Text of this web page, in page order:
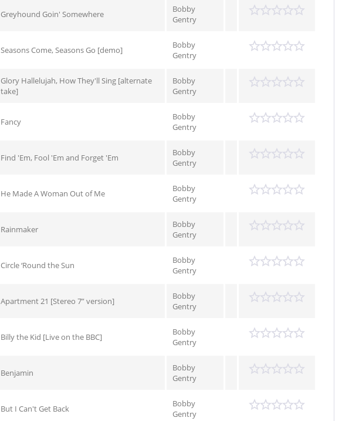
Greyhound Goin' Somewhere
Bobby
Gentry
Seasons Come, Seasons Go [demo]
Bobby
Gentry
Glory Hallelujah, How They'll Sing [alternate
take]
Bobby
Gentry
Fancy
Bobby
Gentry
Find 'Em, Fool 'Em and Forget 'Em
Bobby
Gentry
He Made A Woman Out of Me
Bobby
Gentry
Rainmaker
Bobby
Gentry
Circle ‘Round the Sun
Bobby
Gentry
Apartment 21 [Stereo 7” version]
Bobby
Gentry
Billy the Kid [Live on the BBC]
Bobby
Gentry
Benjamin
Bobby
Gentry
But I Can't Get Back
Bobby
Gentry